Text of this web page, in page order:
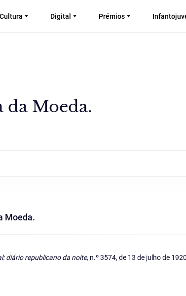
Cultura Digital Prémios
da Moeda.
Moeda.
diário republicano da noite,n.º 3574, de 13 de julho de